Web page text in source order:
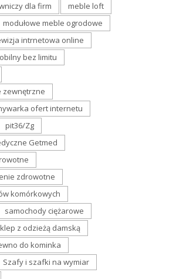
dla firm
meble loft
modułowe meble ogrodowe
intrnetowa online
bez limitu
zewnętrzne
ofert internetu
pit36/Zg
Getmed
zdrowotne
komórkowych
samochody ciężarowe
z odzieżą damską
do kominka
Szafy i szafki na wymiar